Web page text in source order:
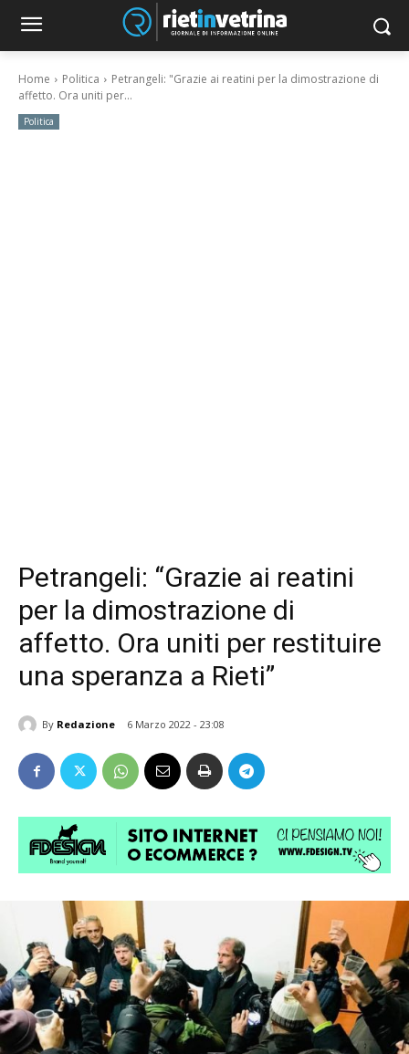
Home Politica
Petrangeli: "Grazie ai reatini per la dimostrazione di
affetto. Ora uniti per...
Politica
Petrangeli: “Grazie ai reatini
per la dimostrazione di
affetto. Ora uniti per restituire
una speranza a Rieti”
By Redazione 6 Marzo 2022 - 23:08